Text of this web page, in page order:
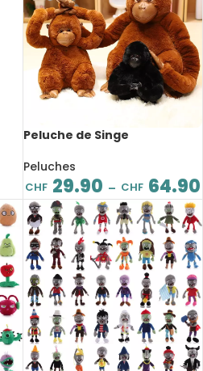
Peluche de Singe
de 20 à 45cm
Peluches
CHF 29.90 – CHF 64.90